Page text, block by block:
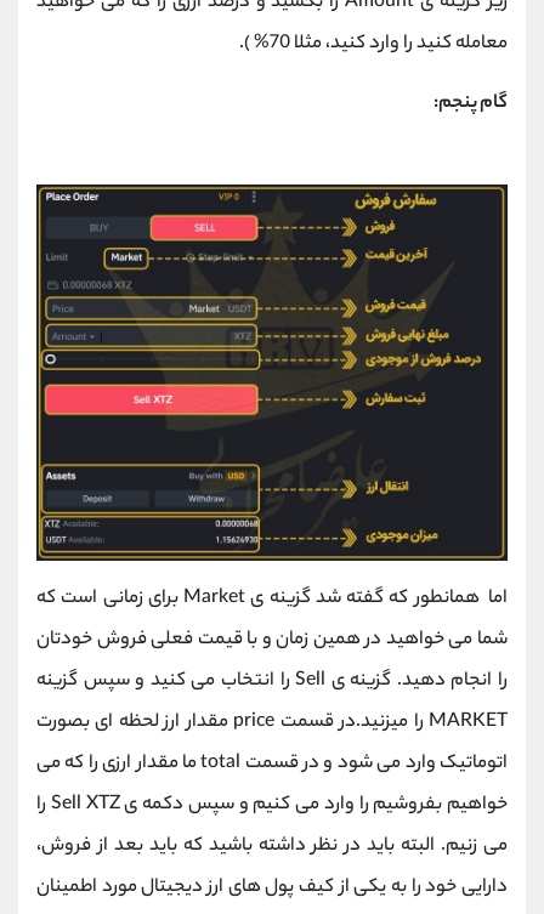
معامله کنید را وارد کنید، مثلا 70% ).
گام پنجم:
اما همانطور که گفته شد گزینه ی Market برای زمانی است که
شما می خواهید در همین زمان و با قیمت فعلی فروش خودتان
را انجام دهید. گزینه ی Sell را انتخاب می کنید و سپس گزینه
MARKET را میزنید.در قسمت price مقدار ارز لحظه ای بصورت
اتوماتیک وارد می شود و در قسمت total ما مقدار ارزی را که می
خواهیم بفروشیم را وارد می کنیم و سپس دکمه ی Sell XTZ را
می زنیم. البته باید در نظر داشته باشید که باید بعد از فروش،
دارایی خود را به یکی از کیف پول های ارز دیجیتال مورد اطمینان